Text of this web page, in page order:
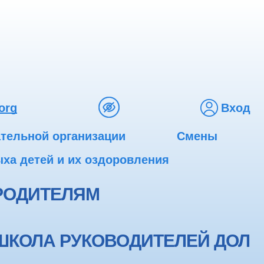
Вход
организации
Смены
детей и их оздоровления
РУКОВОДИТЕЛЕЙ ДОЛ